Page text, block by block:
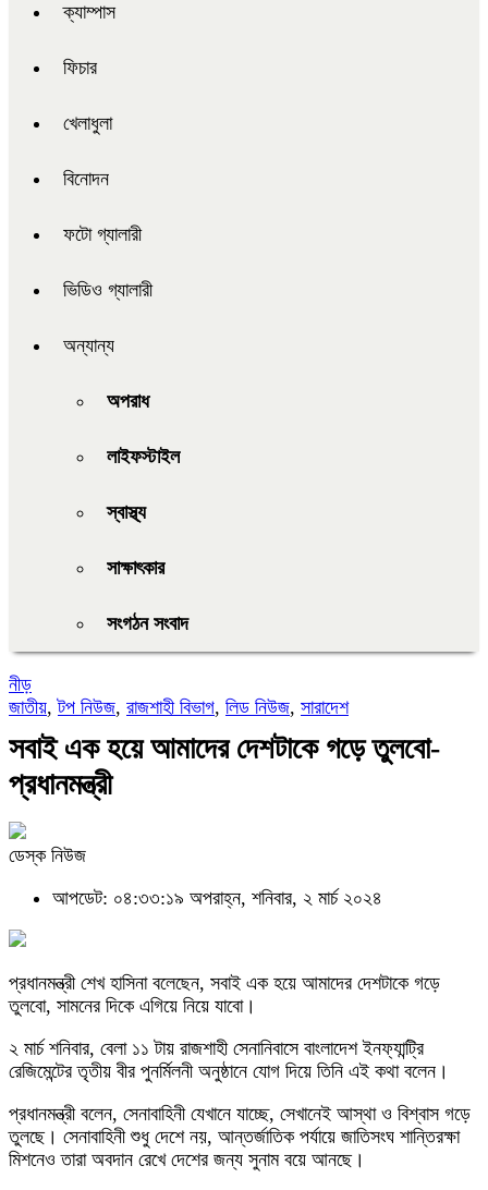
ক্যাম্পাস
ফিচার
খেলাধুলা
বিনোদন
ফটো গ্যালারী
ভিডিও গ্যালারী
অন্যান্য
অপরাধ
লাইফস্টাইল
স্বাস্থ্য
সাক্ষাৎকার
সংগঠন সংবাদ
নীড়
জাতীয়,টপ নিউজ, রাজশাহী বিভাগ, লিড নিউজ, সারাদেশ
সবাই এক হয়ে আমাদের দেশটাকে গড়ে তুলবো-
প্রধানমন্ত্রী
ডেস্ক নিউজ
আপডেট: ০৪:৩৩:১৯ অপরাহ্ন, শনিবার, ২ মার্চ ২০২৪
প্রধানমন্ত্রী শেখ হাসিনা বলেছেন, সবাই এক হয়ে আমাদের দেশটাকে গড়ে
তুলবো, সামনের দিকে এগিয়ে নিয়ে যাবো।
২ মার্চ শনিবার, বেলা ১১ টায় রাজশাহী সেনানিবাসে বাংলাদেশ ইনফ্যান্ট্রি
রেজিমেন্টের তৃতীয় বীর পুনর্মিলনী অনুষ্ঠানে যোগ দিয়ে তিনি এই কথা বলেন।
প্রধানমন্ত্রী বলেন, সেনাবাহিনী যেখানে যাচ্ছে, সেখানেই আস্থা ও বিশ্বাস গড়ে
তুলছে। সেনাবাহিনী শুধু দেশে নয়, আন্তর্জাতিক পর্যায়ে জাতিসংঘ শান্তিরক্ষা
মিশনেও তারা অবদান রেখে দেশের জন্য সুনাম বয়ে আনছে।